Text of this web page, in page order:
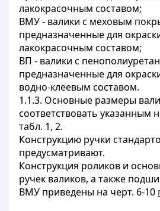
лакокрасочным составом;
ВМУ - валики с меховым
предназначенные для
лакокрасочным составом;
ВП - валики с
предназначенные для
водно-клеевым составом.
1.1.3. Основные размеры
соответствовать указанным
табл. 1, 2.
Конструкцию ручки
предусматривают.
Конструкция роликов и
ручек валиков, а также
ВМУ приведены на черт. 6-10